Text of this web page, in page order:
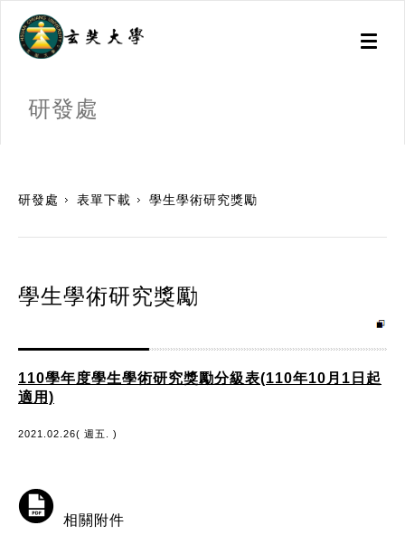
Toggle
研發處
研發處 表單下載 學生學術研究獎勵
學生學術研究獎勵
110學年度學生學術研究獎勵分級表(110年10月1日起
適用)
2021.02.26( 週五. )
相關附件